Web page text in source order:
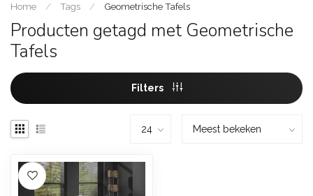
Home / Tags / Geometrische Tafels
Producten getagd met Geometrische
Tafels
Filters